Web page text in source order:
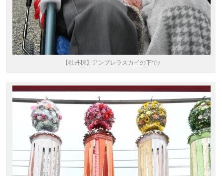
【牡丹棟】アンブレラスカイの下で♪